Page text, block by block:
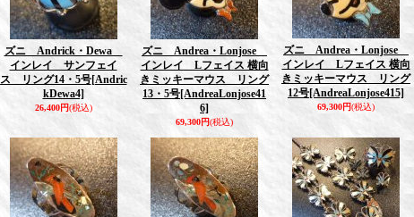
ズニ Andrick・Dewa
インレイ サンフェイ
ス リング14・5号[Andric
kDewa4]
26,400円(税込)
ズニ Andrea・Lonjose
インレイ Lフェイス 横向
きミッキーマウス リング
13・5号[AndreaLonjose41
6]
69,300円(税込)
ズニ Andrea・Lonjose
インレイ Lフェイス 横向
きミッキーマウス リング
12号[AndreaLonjose415]
69,300円(税込)